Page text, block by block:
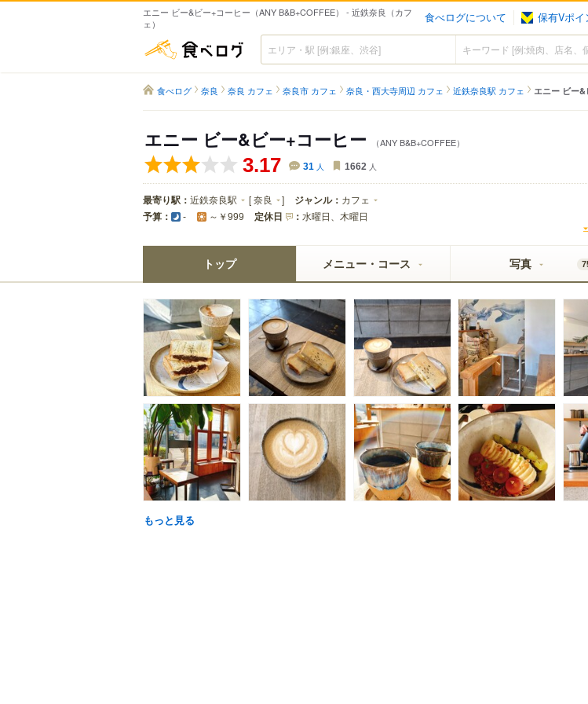
エニー ビー&ビー+コーヒー（ANY B&B+COFFEE） - 近鉄奈良（カフ
ェ）
食べログについて 保有Vポイ
食べログ
食べログ 奈良 奈良 カフェ 奈良市 カフェ 奈良・西大寺周辺 カフェ 近鉄奈良駅 カフェ エニー ビー
エニー ビー&ビー+コーヒー （ANY B&B+COFFEE）
3.17 31 人 1662 人
最寄り駅： 近鉄奈良駅 [奈良 ] ジャンル： カフェ
予算： - ～￥999 定休日 ： 水曜日、木曜日
トップ メニュー・コース 写真
もっと見る